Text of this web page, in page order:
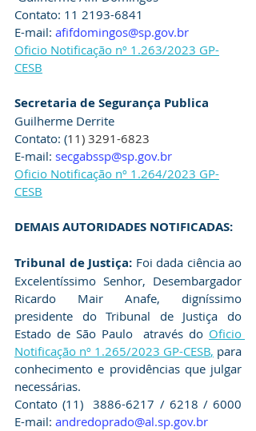
Contato: 11 2193-6841
E-mail: afifdomingos@sp.gov.br
Oficio Notificação nº 1.263/2023 GP-
CESB
Secretaria de Segurança Publica
Guilherme Derrite
Contato: (11) 3291-6823
E-mail: secgabssp@sp.gov.br
Oficio Notificação nº 1.264/2023 GP-
CESB
DEMAIS AUTORIDADES NOTIFICADAS:
Tribunal de Justiça: Foi dada ciência ao
Excelentíssimo Senhor, Desembargador
Ricardo Mair Anafe, digníssimo
presidente do Tribunal de Justiça do
Estado de São Paulo  através do Oficio
Notificação nº 1.265/2023 GP-CESB, para
conhecimento e providências que julgar
necessárias.
Contato (11)  3886-6217 / 6218 / 6000
E-mail: andredoprado@al.sp.gov.br